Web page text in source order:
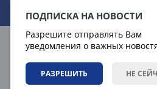
ПОДПИСКА НА НОВОСТИ
Разрешите отправлять Вам
уведомления о важных
РАЗРЕШИТЬ НЕ
07.08.2026 21:58:23